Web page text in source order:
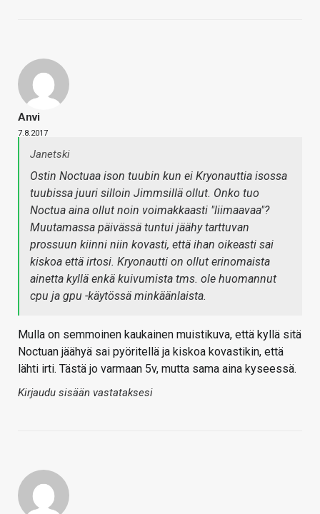
Anvi
7.8.2017
Janetski
Ostin Noctuaa ison tuubin kun ei Kryonauttia isossa
tuubissa juuri silloin Jimmsillä ollut. Onko tuo
Noctua aina ollut noin voimakkaasti "liimaavaa"?
Muutamassa päivässä tuntui jäähy tarttuvan
prossuun kiinni niin kovasti, että ihan oikeasti sai
kiskoa että irtosi. Kryonautti on ollut erinomaista
ainetta kyllä enkä kuivumista tms. ole huomannut
cpu ja gpu -käytössä minkäänlaista.
Mulla on semmoinen kaukainen muistikuva, että kyllä sitä
Noctuan jäähyä sai pyöritellä ja kiskoa kovastikin, että
lähti irti. Tästä jo varmaan 5v, mutta sama aina kyseessä.
Kirjaudu sisään vastataksesi